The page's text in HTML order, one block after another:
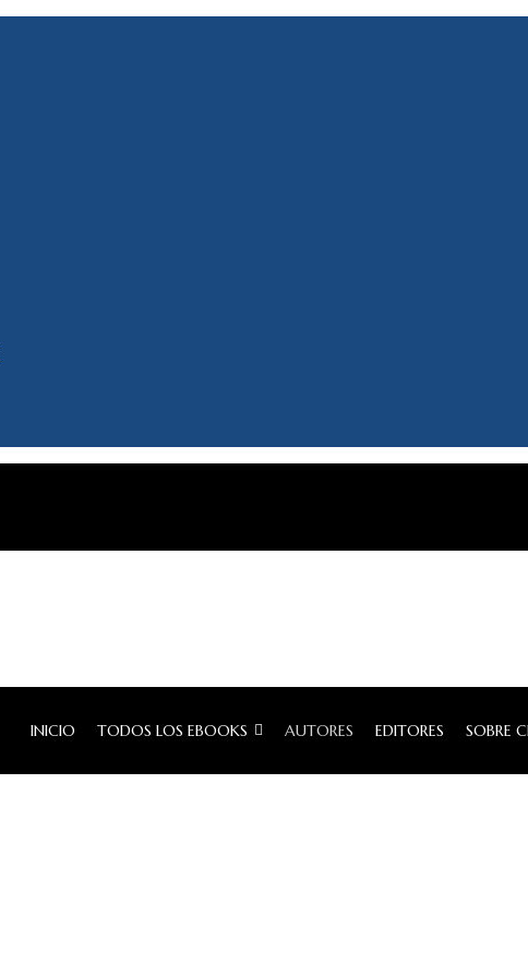
INICIO TODOS LOS EBOOKS AUTORES EDITORES SOBRE